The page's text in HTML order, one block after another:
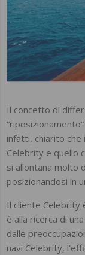
Il concetto di
infatti, chiarito che
Celebrity e quello
si allontana molto
posizionandosi in
Il cliente
è alla ricerca di
dalle
navi Celebrity,